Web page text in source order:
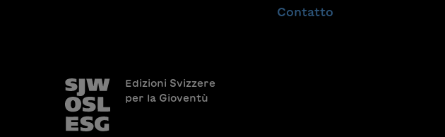
Contatto
Edizioni Svizzere
per la Gioventù